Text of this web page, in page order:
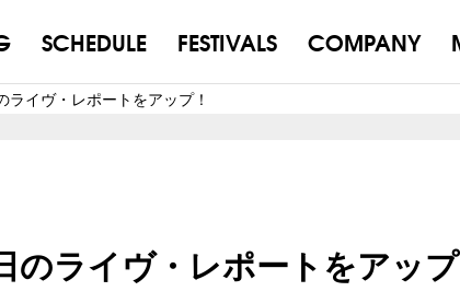
SCHEDULE FESTIVALS COMPANY
ライヴ・レポートをアップ！
のライヴ・レポートをアッ